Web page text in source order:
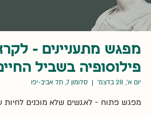
מפגש מתעניינים -
פילוסופיה בשביל
יום א׳, 28 בדצמ׳
  |
סלומון 7, תל אביב-יפו
מפגש פתוח - לא.נשים שלא מוכנים לחיות